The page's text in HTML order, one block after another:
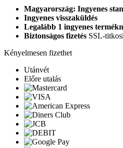
Magyarország: Ingyenes
Ingyenes visszaküldés
Legalább 1 ingyenes
Biztonságos fizetés SSL-
Kényelmesen fizethet
Utánvét
Előre utalás